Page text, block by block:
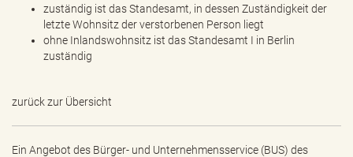
zuständig ist das Standesamt, in dessen Zuständigkeit der
letzte Wohnsitz der verstorbenen Person liegt
ohne Inlandswohnsitz ist das Standesamt I in Berlin
zuständig
zurück zur Übersicht
Ein Angebot des Bürger- und Unternehmensservice (BUS) des